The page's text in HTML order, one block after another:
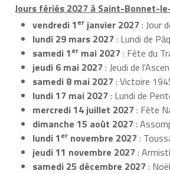
Jours fériés 2027 à Saint-Bonnet-
vendredi 1er janvier 2027: Jour
lundi 29 mars 2027: Lundi de
samedi 1er mai 2027: Fête du
jeudi 6 mai 2027: Jeudi de
samedi 8 mai 2027: Victoire
lundi 17 mai 2027: Lundi de
mercredi 14 juillet 2027: Fête
dimanche 15 août 2027:
lundi 1er novembre 2027:
jeudi 11 novembre 2027:
samedi 25 décembre 2027: Noël